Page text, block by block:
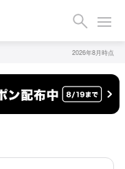
2026年8月時点